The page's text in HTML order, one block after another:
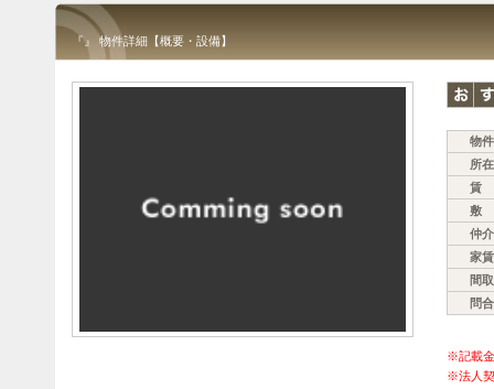
『』 物件詳細【概要・設備】
物
所
賃
敷
仲
家
間
問
※記載
※法人契